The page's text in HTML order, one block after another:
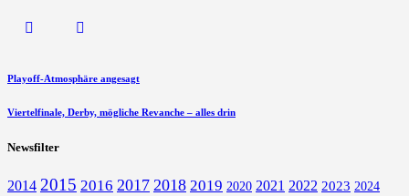
Playoff-Atmosphäre angesagt
Viertelfinale, Derby, mögliche Revanche – alles drin
Newsfilter
2014 2015 2016 2017 2018 2019 2020 2021 2022 2023 2024